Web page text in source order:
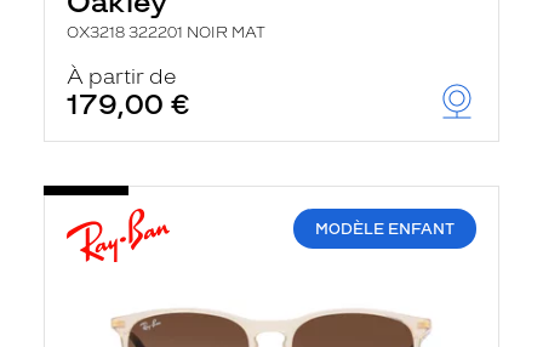
OX3218 322201 NOIR MAT
À partir de
179,00 €
MODÈLE ENFANT